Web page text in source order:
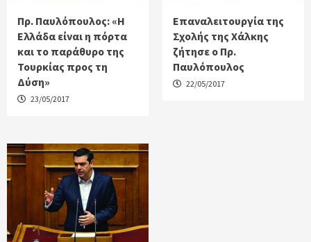
Πρ. Παυλόπουλος: «Η
Ελλάδα είναι η πόρτα
και το παράθυρο της
Τουρκίας προς τη
Δύση»
23/05/2017
Επαναλειτουργία της
Σχολής της Χάλκης
ζήτησε ο Πρ.
Παυλόπουλος
22/05/2017